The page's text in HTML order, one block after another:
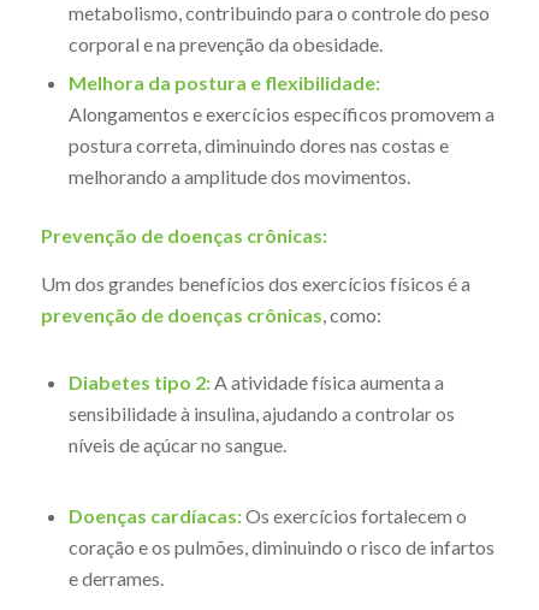
metabolismo, contribuindo para o controle do peso
corporal e na prevenção da obesidade.
Melhora da postura e flexibilidade:
Alongamentos e exercícios específicos promovem a
postura correta, diminuindo dores nas costas e
melhorando a amplitude dos movimentos.
Prevenção de doenças crônicas:
Um dos grandes benefícios dos exercícios físicos é a
prevenção de doenças crônicas, como:
Diabetes tipo 2:A atividade física aumenta a
sensibilidade à insulina, ajudando a controlar os
níveis de açúcar no sangue.
Doenças cardíacas:Os exercícios fortalecem o
coração e os pulmões, diminuindo o risco de infartos
e derrames.